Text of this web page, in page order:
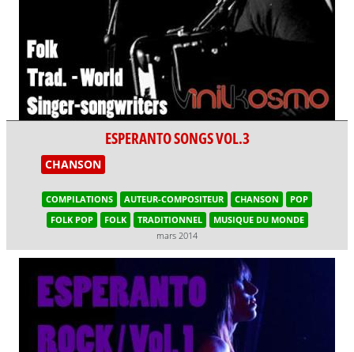
ESPERANTO SONGS VOL.3
CHANSON
COMPILATIONS AUTEUR-COMPOSITEUR CHANSON
POP
FOLK POP
FOLK TRADITIONNEL
MUSIQUE DU MONDE
mars 2014